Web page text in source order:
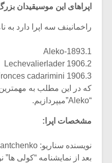
اپراهای این موسیقیدان
راخمانینف سه اپرا دارد به
1.Aleko-1893
2.Lechevalierlader 1906
3.Fronces cadarimini 1906
که در این مطلب به مهمترین
“Aleko”میپردازیم.
مشخصات اپرا:
نویسنده سناریو: Vladimir Nemirovitch-Dantchenko